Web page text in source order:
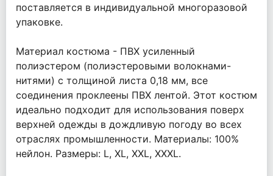
поставляется в индивидуальной многоразовой
упаковке.
Материал костюма - ПВХ усиленный
полиэстером (полиэстеровыми волокнами-
нитями) с толщиной листа 0,18 мм, все
соединения проклеены ПВХ лентой. Этот костюм
идеально подходит для использования поверх
верхней одежды в дождливую погоду во всех
отраслях промышленности. Материалы: 100%
нейлон. Размеры: L, XL, XXL, XXXL.